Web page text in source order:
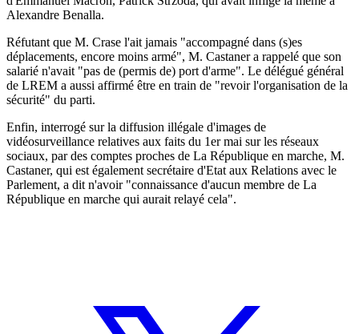
Alexandre Benalla.
Réfutant que M. Crase l'ait jamais "accompagné dans (s)es
déplacements, encore moins armé", M. Castaner a rappelé que son
salarié n'avait "pas de (permis de) port d'arme". Le délégué général
de LREM a aussi affirmé être en train de "revoir l'organisation de la
sécurité" du parti.
Enfin, interrogé sur la diffusion illégale d'images de
vidéosurveillance relatives aux faits du 1er mai sur les réseaux
sociaux, par des comptes proches de La République en marche, M.
Castaner, qui est également secrétaire d'Etat aux Relations avec le
Parlement, a dit n'avoir "connaissance d'aucun membre de La
République en marche qui aurait relayé cela".